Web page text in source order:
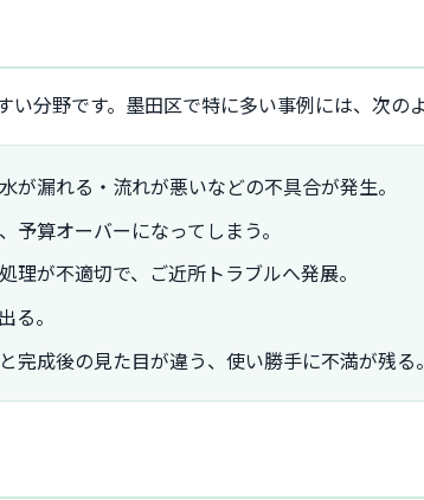
分野です。墨田区で特に多い事例には、次の
が漏れる・流れが悪いなどの不具合が発生。
予算オーバーになってしまう。
理が不適切で、ご近所トラブルへ発展。
る。
完成後の見た目が違う、使い勝手に不満が残る。